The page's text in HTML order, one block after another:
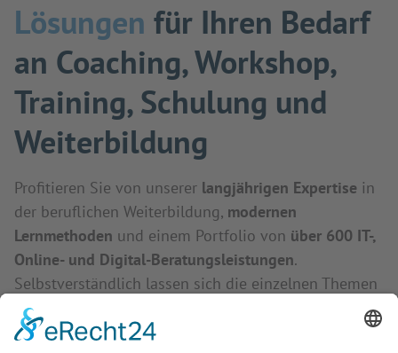
Lösungen für Ihren Bedarf
an Coaching, Workshop,
Training, Schulung und
Weiterbildung
Profitieren Sie von unserer langjährigen Expertise in
der beruflichen Weiterbildung, modernen
Lernmethoden und einem Portfolio von über 600 IT-,
Online- und Digital-Beratungsleistungen.
Selbstverständlich lassen sich die einzelnen Themen
kombinieren. So erhalten Sie genau die
Weiterbildung, die Sie wünschen und brauchen - als